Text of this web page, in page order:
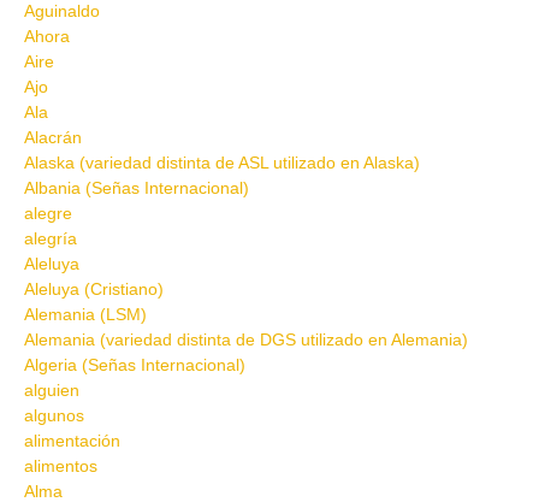
Aguinaldo
Ahora
Aire
Ajo
Ala
Alacrán
Alaska (variedad distinta de ASL utilizado en Alaska)
Albania (Señas Internacional)
alegre
alegría
Aleluya
Aleluya (Cristiano)
Alemania (LSM)
Alemania (variedad distinta de DGS utilizado en Alemania)
Algeria (Señas Internacional)
alguien
algunos
alimentación
alimentos
Alma